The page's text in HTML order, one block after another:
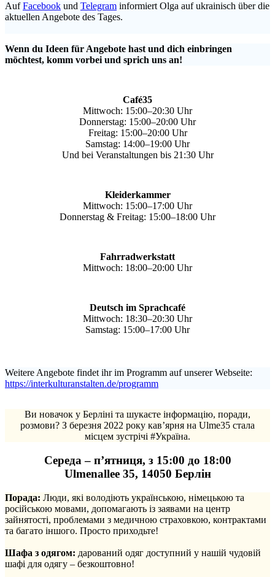
AufFacebook und Telegram informiert Olga auf ukrainisch über die
aktuellen Angebote des Tages.
Wenn du Ideen für Angebote hast und dich einbringen
möchtest, komm vorbei und sprich uns an!
Café35
Mittwoch: 15:00–20:30 Uhr
Donnerstag: 15:00–20:00 Uhr
Freitag: 15:00–20:00 Uhr
Samstag: 14:00–19:00 Uhr
Und bei Veranstaltungen bis 21:30 Uhr
Kleiderkammer
Mittwoch: 15:00–17:00 Uhr
Donnerstag & Freitag: 15:00–18:00 Uhr
Fahrradwerkstatt
Mittwoch: 18:00–20:00 Uhr
Deutsch im Sprachcafé
Mittwoch: 18:30–20:30 Uhr
Samstag: 15:00–17:00 Uhr
Weitere Angebote findet ihr im Programm auf unserer Webseite:
https://interkulturanstalten.de/programm
Ви новачок у Берліні та шукаєте інформацію, поради,
розмови? З березня 2022 року кав’ярня на Ulme35 стала
місцем зустрічі #Україна.
Середа – п’ятниця, з 15:00 до 18:00
Ulmenallee 35, 14050 Берлін
Порада: Люди, які володіють українською, німецькою та
російською мовами, допомагають із заявами на центр
зайнятості, проблемами з медичною страховкою, контрактами
та багато іншого. Просто приходьте!
Шафа з одягом: дарований одяг доступний у нашій чудовій
шафі для одягу – безкоштовно!